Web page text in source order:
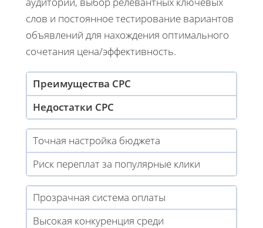
слов и постоянное тестирование вариантов
объявлений для нахождения оптимального
сочетания цена/эффективность.
Преимущества CPC
Недостатки CPC
Точная настройка бюджета
Риск переплат за популярные клики
Прозрачная система оплаты
Высокая конкуренция среди